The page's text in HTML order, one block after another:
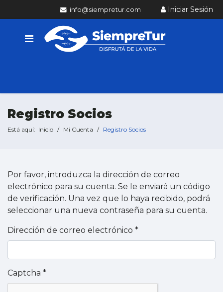
Iniciar Sesión
info@siempretur.com
Registro Socios
Está aquí: Inicio Mi Cuenta Registro Socios
Por favor, introduzca la dirección de correo
electrónico para su cuenta. Se le enviará un código
de verificación. Una vez que lo haya recibido, podrá
seleccionar una nueva contraseña para su cuenta.
Dirección de correo electrónico *
Captcha *